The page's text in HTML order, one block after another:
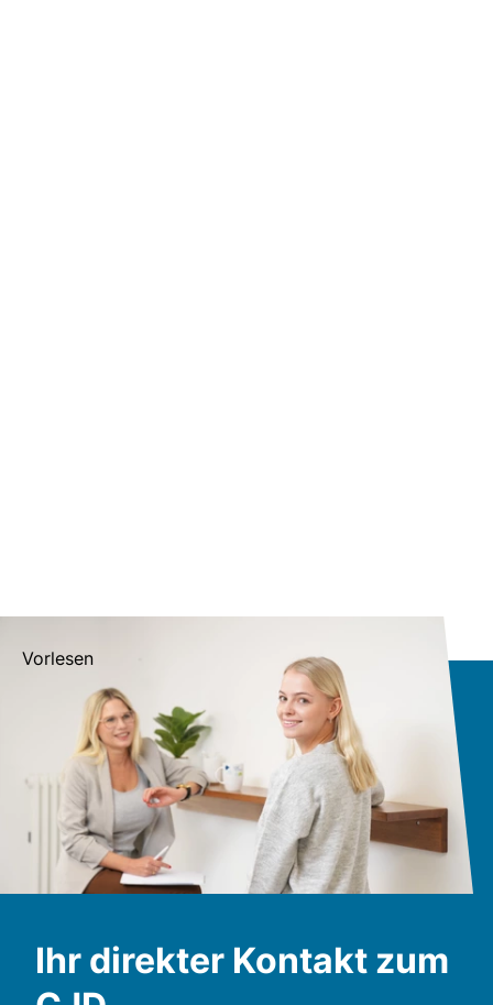
Vorlesen
Ihr direkter Kontakt zum